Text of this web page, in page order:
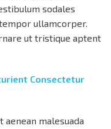
sodales
ullamcorper.
ut tristique aptent
Consectetur
aenean malesuada